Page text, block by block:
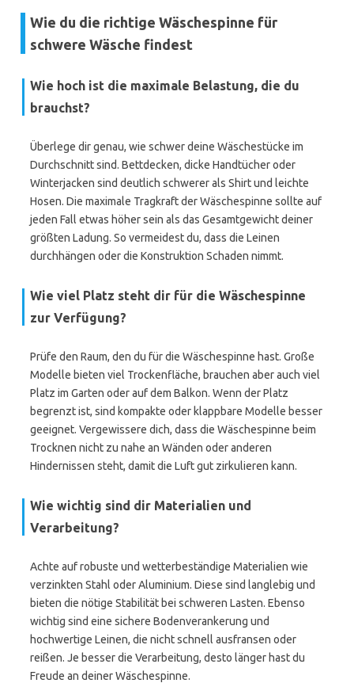
Wie du die richtige Wäschespinne für
schwere Wäsche findest
Wie hoch ist die maximale Belastung, die du
brauchst?
Überlege dir genau, wie schwer deine Wäschestücke im
Durchschnitt sind. Bettdecken, dicke Handtücher oder
Winterjacken sind deutlich schwerer als Shirt und leichte
Hosen. Die maximale Tragkraft der Wäschespinne sollte auf
jeden Fall etwas höher sein als das Gesamtgewicht deiner
größten Ladung. So vermeidest du, dass die Leinen
durchhängen oder die Konstruktion Schaden nimmt.
Wie viel Platz steht dir für die Wäschespinne
zur Verfügung?
Prüfe den Raum, den du für die Wäschespinne hast. Große
Modelle bieten viel Trockenfläche, brauchen aber auch viel
Platz im Garten oder auf dem Balkon. Wenn der Platz
begrenzt ist, sind kompakte oder klappbare Modelle besser
geeignet. Vergewissere dich, dass die Wäschespinne beim
Trocknen nicht zu nahe an Wänden oder anderen
Hindernissen steht, damit die Luft gut zirkulieren kann.
Wie wichtig sind dir Materialien und
Verarbeitung?
Achte auf robuste und wetterbeständige Materialien wie
verzinkten Stahl oder Aluminium. Diese sind langlebig und
bieten die nötige Stabilität bei schweren Lasten. Ebenso
wichtig sind eine sichere Bodenverankerung und
hochwertige Leinen, die nicht schnell ausfransen oder
reißen. Je besser die Verarbeitung, desto länger hast du
Freude an deiner Wäschespinne.